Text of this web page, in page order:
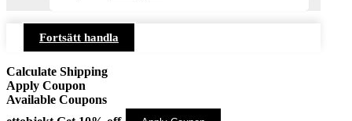
Fortsätt handla
Calculate Shipping
Apply Coupon
Available Coupons